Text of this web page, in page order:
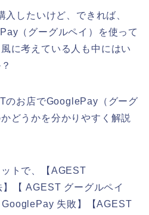
したいけど、できれば、
（グーグルペイ）を使って
に考えている人も中にはい
のお店でGooglePay（グーグ
どうかを分かりやすく解説
トで、【AGEST
【 AGEST グーグルペイ
失敗】【AGEST